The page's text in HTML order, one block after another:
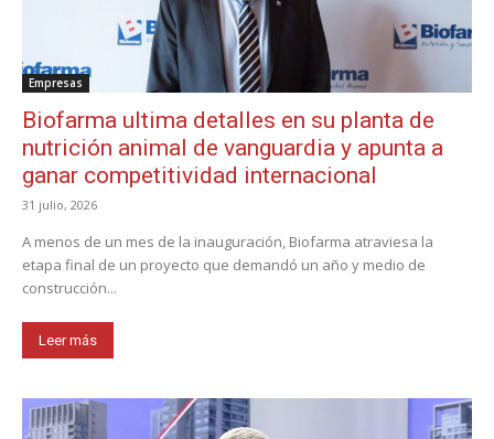
Empresas
Biofarma ultima detalles en su planta de
nutrición animal de vanguardia y apunta a
ganar competitividad internacional
31 julio, 2026
A menos de un mes de la inauguración, Biofarma atraviesa la
etapa final de un proyecto que demandó un año y medio de
construcción...
Leer más